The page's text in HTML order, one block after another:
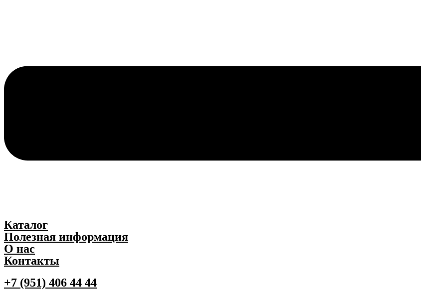
Каталог
Полезная информация
О нас
Контакты
+7 (951) 406 44 44